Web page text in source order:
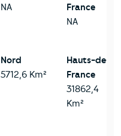
NA
France
NA
Nord
5712,6 Km²
Hauts-de-
France
31862,4
Km²